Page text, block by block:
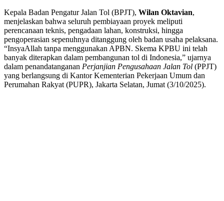
Kepala Badan Pengatur Jalan Tol (BPJT), Wilan Oktavian,
menjelaskan bahwa seluruh pembiayaan proyek meliputi
perencanaan teknis, pengadaan lahan, konstruksi, hingga
pengoperasian sepenuhnya ditanggung oleh badan usaha pelaksana.
“InsyaAllah tanpa menggunakan APBN. Skema KPBU ini telah
banyak diterapkan dalam pembangunan tol di Indonesia,” ujarnya
dalam penandatanganan Perjanjian Pengusahaan Jalan Tol (PPJT)
yang berlangsung di Kantor Kementerian Pekerjaan Umum dan
Perumahan Rakyat (PUPR), Jakarta Selatan, Jumat (3/10/2025).